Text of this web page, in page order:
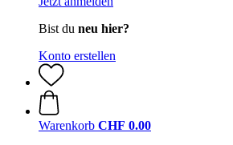
Bist du neu hier?
Konto erstellen
Warenkorb CHF 0.00